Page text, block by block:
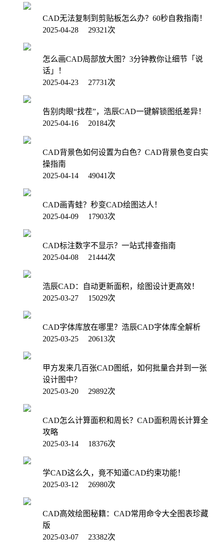
CAD无法复制到剪贴板怎么办？60秒自救指南！
2025-04-28 29321次
怎么画CAD局部放大图？3分钟教你让细节「说
话」！
2025-04-23 27731次
告别肉眼“找茬”，浩辰CAD一键解锁图纸差异！
2025-04-16 20184次
CAD背景色如何设置为白色？CAD背景色变白实
操指南
2025-04-14 49041次
CAD画青蛙？秒变CAD绘图达人！
2025-04-09 17903次
CAD标注数字不显示？一站式排查指南
2025-04-08 21444次
浩辰CAD：自动更新面积，绘图设计更高效！
2025-03-27 15029次
CAD字体库放在哪里？浩辰CAD字体库全解析
2025-03-25 20613次
甲方发来几百张CAD图纸，如何批量合并到一张
设计图中？
2025-03-20 29892次
CAD怎么计算面积和周长？CAD面积周长计算全
攻略
2025-03-14 18376次
学CAD这么久，竟不知道CAD约束功能！
2025-03-12 26980次
CAD高效绘图秘籍：CAD常用命令大全图表珍藏
版
2025-03-07 23382次